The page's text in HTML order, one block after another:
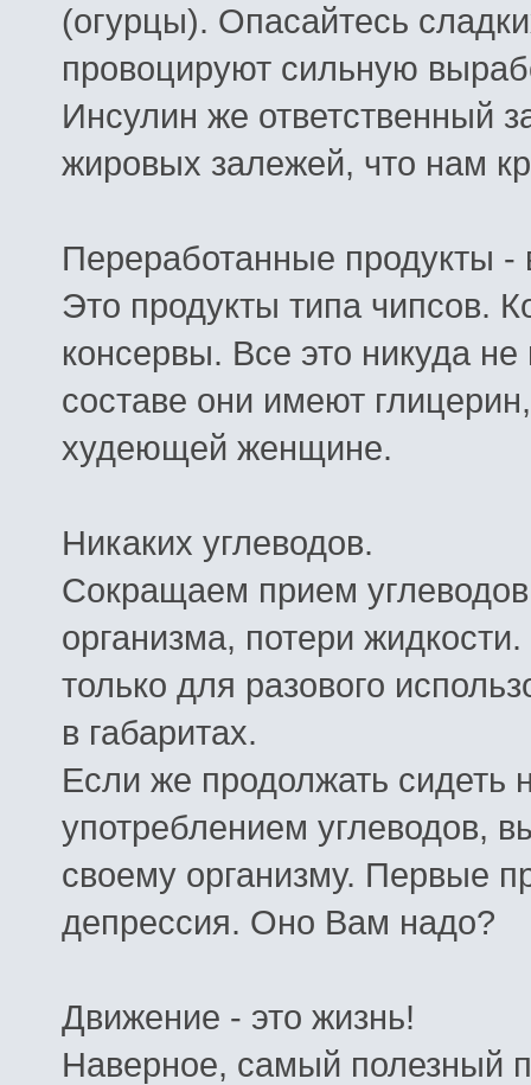
(огурцы). Опасайтесь
провоцируют сильную
Инсулин же ответственный
жировых залежей, что нам
Переработанные продукты -
Это продукты типа чипсов.
консервы. Все это никуда не
составе они имеют глицерин
худеющей женщине.
Никаких углеводов.
Сокращаем прием углеводов
организма, потери жидкости.
только для разового
в габаритах.
Если же продолжать сидеть
употреблением углеводов,
своему организму. Первые
депрессия. Оно Вам надо?
Движение - это жизнь!
Наверное, самый полезный